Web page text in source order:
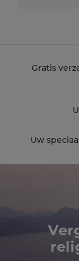
Gratis
Uw